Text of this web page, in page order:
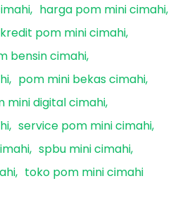
harga pom mini cimahi
kredit pom mini cimahi
bensin cimahi
pom mini bekas cimahi
mini digital cimahi
service pom mini cimahi
spbu mini cimahi
toko pom mini cimahi